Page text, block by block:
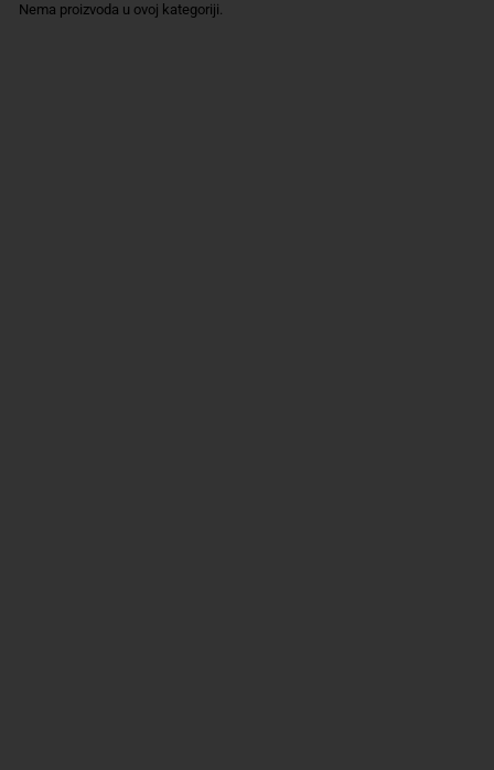
Nema proizvoda u ovoj kategoriji.